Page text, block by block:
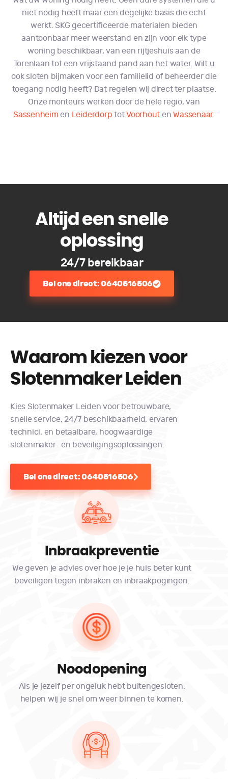
niet nodig heeft maar een degelijke basis die echt
werkt. SKG gecertificeerde materialen bieden
aantoonbaar meer weerstand en zijn voor elk type
woning beschikbaar, van een rijtjeshuis aan de
Torenlaan tot een vrijstaand pand aan het water. Wilt u
ook sloten bijmaken voor een familielid of beheerder die
toegang nodig heeft? Dat regelen wij direct ter plaatse.
Onze monteurs werken door de hele regio, van
Sassenheimen Leiderdorp totVoorhout enWassenaar.
Altijd een snelle
oplossing
24/7 bereikbaar
Bel ons direct: 0640516506
Waarom kiezen voor
Slotenmaker Leiden​
Kies Slotenmaker Leiden voor betrouwbare,
snelle service, 24/7 beschikbaarheid, ervaren
technici, en betaalbare, hoogwaardige
slotenmaker- en beveiligingsoplossingen.
Bel ons direct: 0640516506
Inbraakpreventie
We geven je advies over hoe je je huis beter kunt
beveiligen tegen inbraken en inbraakpogingen.
Noodopening
Als je jezelf per ongeluk hebt buitengesloten,
helpen wij je snel om weer binnen te komen.